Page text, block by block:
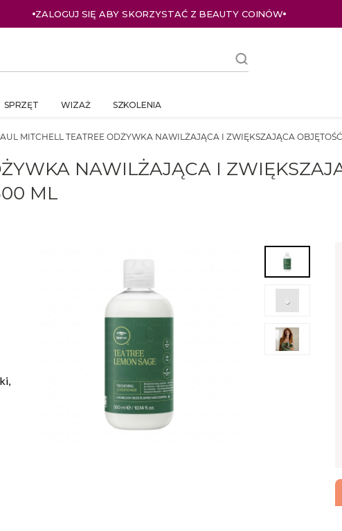
ZALOGUJ SIĘ ABY SKORZYSTAĆ Z BEAUTY COINÓW
SPRZĘT WIZAŻ SZKOLENIA
MITCHELL TEATREE ODŻYWKA NAWILŻAJĄCA I ZWIĘKSZAJĄCA
NAWILŻAJĄCA I
ML